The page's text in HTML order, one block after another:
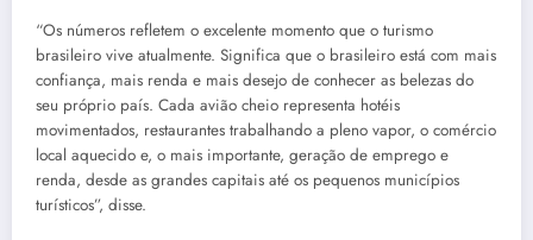
“Os números refletem o excelente momento que o turismo
brasileiro vive atualmente. Significa que o brasileiro está com mais
confiança, mais renda e mais desejo de conhecer as belezas do
seu próprio país. Cada avião cheio representa hotéis
movimentados, restaurantes trabalhando a pleno vapor, o comércio
local aquecido e, o mais importante, geração de emprego e
renda, desde as grandes capitais até os pequenos municípios
turísticos”, disse.